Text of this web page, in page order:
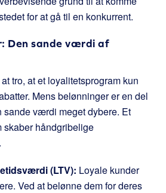
for at gå til en konkurrent.
Den sande værdi af
tro, at et loyalitetsprogram kun
Mens belønninger er en del
sande værdi meget dybere. Et
skaber håndgribelige
(LTV): Loyale kunder
Ved at belønne dem for deres